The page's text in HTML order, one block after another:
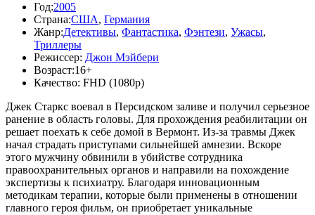
Год:2005
Страна:США, Германия
Жанр:Детективы, Фантастика, Фэнтези, Ужасы,
Триллеры
Режиссер: Джон Мэйбери
Возраст:16+
Качество: FHD (1080p)
Джек Старкc воевал в Персидском заливе и получил серьезное
ранение в область головы. Для прохождения реабилитации он
решает поехать к себе домой в Вермонт. Из-за травмы Джек
начал страдать приступами сильнейшей амнезии. Вскоре
этого мужчину обвинили в убийстве сотрудника
правоохранительных органов и направили на похождение
экспертизы к психиатру. Благодаря инновационным
методикам терапии, которые были применены в отношении
главного героя фильм, он приобретает уникальные